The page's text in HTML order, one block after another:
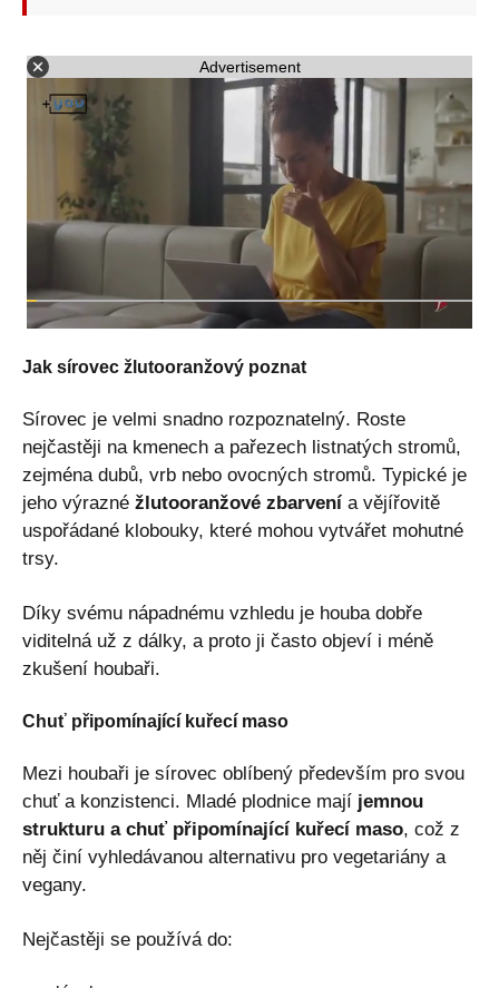
Advertisement
Jak sírovec žlutooranžový poznat
Sírovec je velmi snadno rozpoznatelný. Roste
nejčastěji na kmenech a pařezech listnatých stromů,
zejména dubů, vrb nebo ovocných stromů. Typické je
jeho výrazné žlutooranžové zbarvení a vějířovitě
uspořádané klobouky, které mohou vytvářet mohutné
trsy.
Díky svému nápadnému vzhledu je houba dobře
viditelná už z dálky, a proto ji často objeví i méně
zkušení houbaři.
Chuť připomínající kuřecí maso
Mezi houbaři je sírovec oblíbený především pro svou
chuť a konzistenci. Mladé plodnice mají jemnou
strukturu a chuť připomínající kuřecí maso, což z
něj činí vyhledávanou alternativu pro vegetariány a
vegany.
Nejčastěji se používá do: